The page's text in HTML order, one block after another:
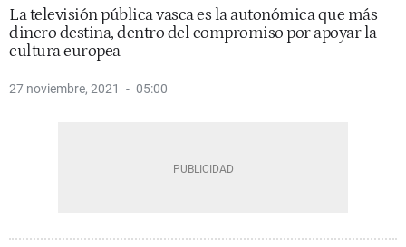
La televisión pública vasca es la autonómica que más
dinero destina, dentro del compromiso por apoyar la
cultura europea
27 noviembre, 2021 05:00